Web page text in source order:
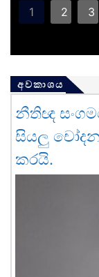
1 2 3
අවකාශය
නීතිඥ
සියලු
කරයි.